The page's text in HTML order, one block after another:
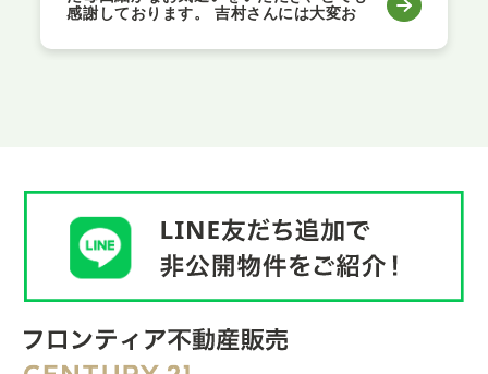
感謝しております。 吉村さんには大変お
くお付き合いさせていただければと思って